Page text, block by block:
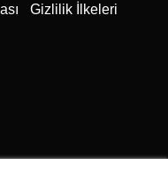
Gizlilik İlkeleri